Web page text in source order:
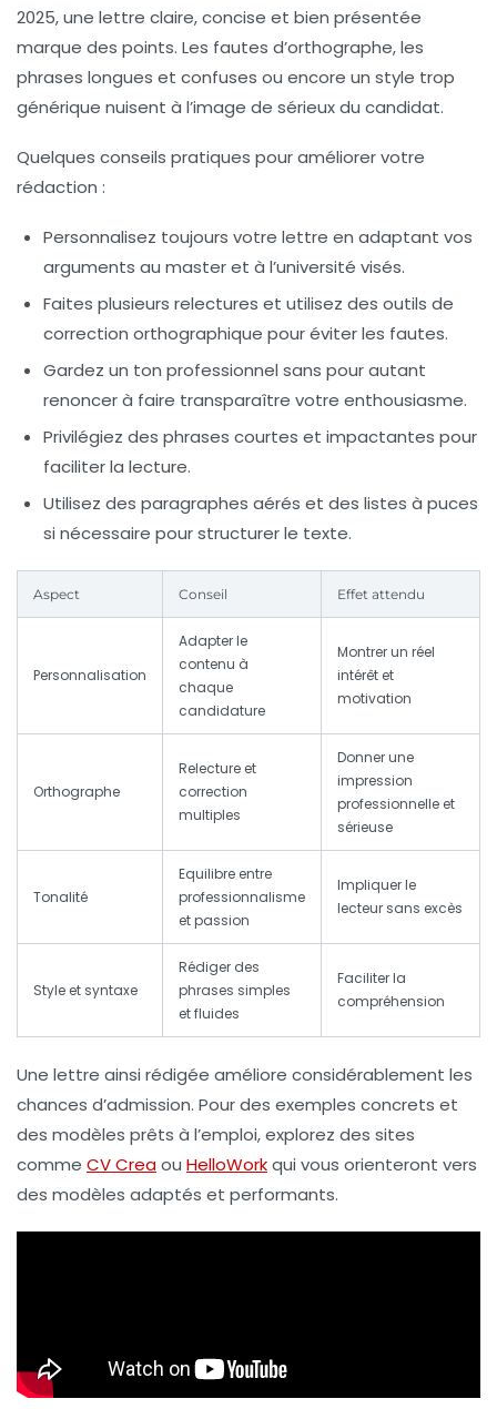
2025, une lettre claire, concise et bien présentée
marque des points. Les fautes d’orthographe, les
phrases longues et confuses ou encore un style trop
générique nuisent à l’image de sérieux du candidat.
Quelques conseils pratiques pour améliorer votre
rédaction :
Personnalisez toujours votre lettre en adaptant vos
arguments au master et à l’université visés.
Faites plusieurs relectures et utilisez des outils de
correction orthographique pour éviter les fautes.
Gardez un ton professionnel sans pour autant
renoncer à faire transparaître votre enthousiasme.
Privilégiez des phrases courtes et impactantes pour
faciliter la lecture.
Utilisez des paragraphes aérés et des listes à puces
si nécessaire pour structurer le texte.
Aspect Conseil Effet attendu
Personnalisation
Adapter le
contenu à
chaque
candidature
Montrer un réel
intérêt et
motivation
Orthographe
Relecture et
correction
multiples
Donner une
impression
professionnelle et
sérieuse
Tonalité
Equilibre entre
professionnalisme
et passion
Impliquer le
lecteur sans excès
Style et syntaxe
Rédiger des
phrases simples
et fluides
Faciliter la
compréhension
Une lettre ainsi rédigée améliore considérablement les
chances d’admission. Pour des exemples concrets et
des modèles prêts à l’emploi, explorez des sites
comme CV Creaou HelloWorkqui vous orienteront vers
des modèles adaptés et performants.